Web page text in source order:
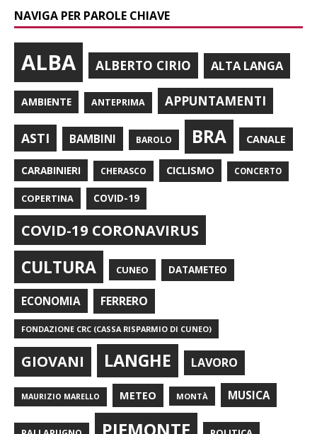
NAVIGA PER PAROLE CHIAVE
ALBA ALBERTO CIRIO ALTA LANGA
AMBIENTE ANTEPRIMA APPUNTAMENTI
ASTI BAMBINI BAROLO BRA CANALE
CARABINIERI CHERASCO CICLISMO CONCERTO
COPERTINA COVID-19
COVID-19 CORONAVIRUS
CULTURA CUNEO DATAMETEO
ECONOMIA FERRERO
FONDAZIONE CRC (CASSA RISPARMIO DI CUNEO)
GIOVANI LANGHE LAVORO
MAURIZIO MARELLO METEO MONTÀ MUSICA